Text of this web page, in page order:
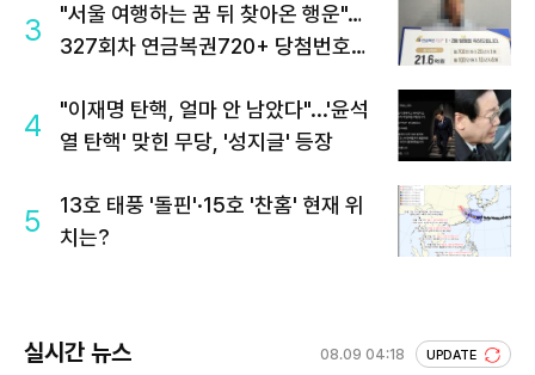
3
"서울 여행하는 꿈 뒤 찾아온 행운"…
327회차 연금복권720+ 당첨번호조
4
"이재명 탄핵, 얼마 안 남았다"...'윤석
열 탄핵' 맞힌 무당, '성지글' 등장
5
13호 태풍 '돌핀'·15호 '찬홈' 현재 위
치는?
실시간 뉴스 08.09 04:18 UPDATE